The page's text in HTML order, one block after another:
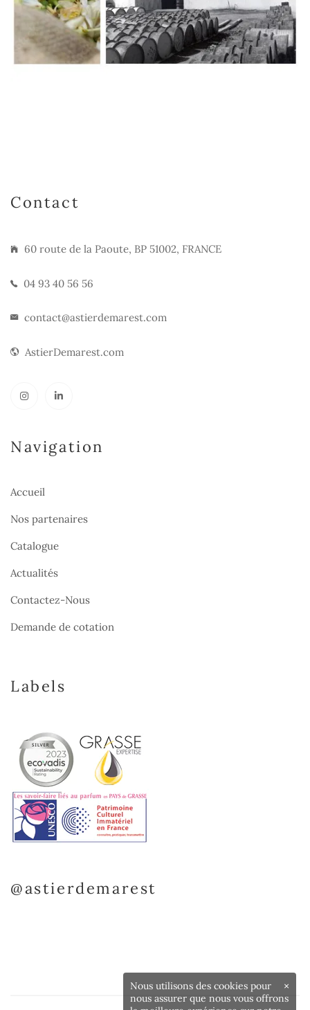
Contact
60 route de la Paoute, BP 51002, FRANCE
04 93 40 56 56
contact@astierdemarest.com
AstierDemarest.com
Navigation
Accueil
Nos partenaires
Catalogue
Actualités
Contactez-Nous
Demande de cotation
Labels
@astierdemarest
×
Nous utilisons des cookies pour
nous assurer que nous vous offrons